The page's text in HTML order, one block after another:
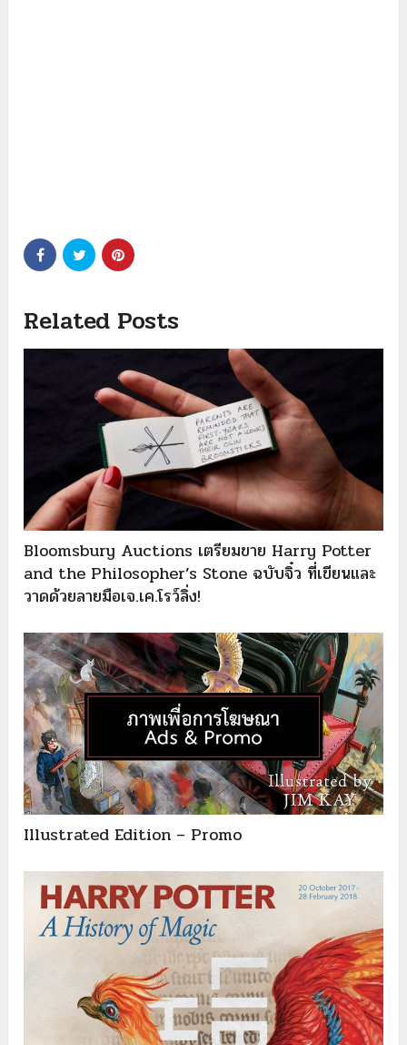
Related Posts
Bloomsbury Auctions เตรียมขาย Harry Potter
and the Philosopher’s Stone ฉบับจิ๋ว ที่เขียนและ
วาดด้วยลายมือเจ.เค.โรว์ลิ่ง!
Illustrated Edition – Promo